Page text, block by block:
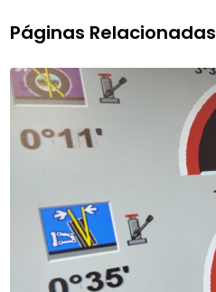
Páginas Relacionadas